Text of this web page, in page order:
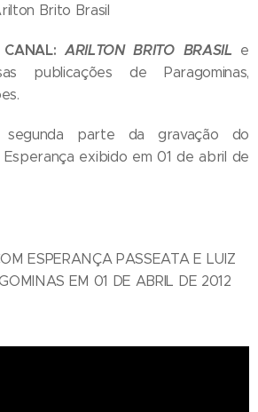
Brito Brasil
ARILTON BRITO BRASIL e
publicações de Paragominas,
parte da gravação do
exibido em 01 de abril de
ESPERANÇA PASSEATA E LUIZ
EM 01 DE ABRIL DE 2012